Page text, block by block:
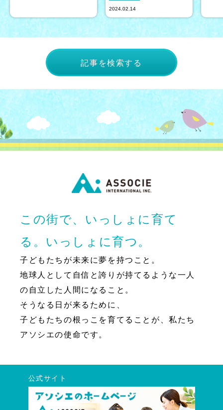
2024.02.14
記事を検索する
この街で、いっしょに育て
る。いっしょに育つ。
子どもたちが未来に夢を持つこと。
地球人として自信と誇りが持てるような一人
の自立した人間になること。
そうなる日が来るために、
子どもたちの根っこを育てることが、私たち
アソシエの使命です。
公式サイト